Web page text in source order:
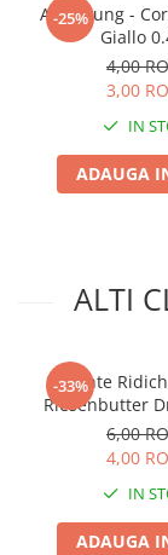
Plasa de umbrire
Plase plante
Pompa de apa
Pompa de stropit
Raticide
Acumulatori si
Baros / Ciocan /
Centuri/chingi
-25%
Ardei lung -
Giallo
4,00
3,00
IN
ADAUGA
ALTI
-33%
Seminte
Riesenbutter
sem Kertimag -
6,00
4,00
IN
ADAUGA